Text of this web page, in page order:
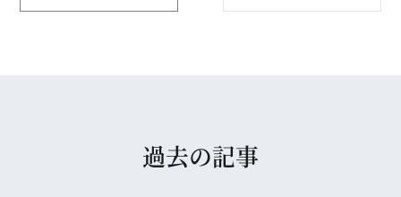
過去の記事